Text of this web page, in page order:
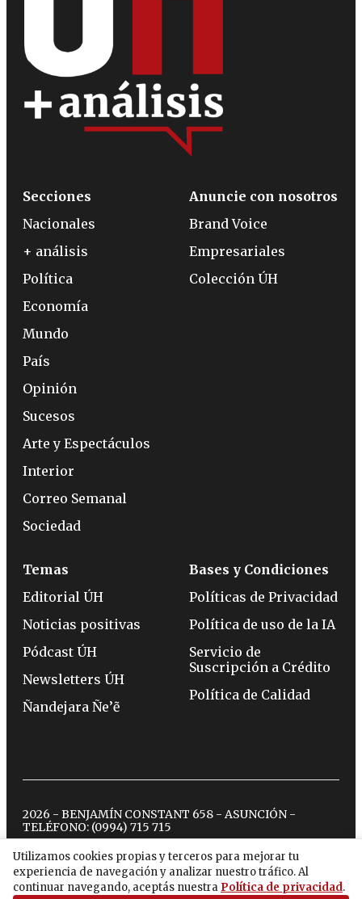
Utilizamos cookies propias y terceros para mejorar tu
experiencia de navegación y analizar nuestro tráfico. Al
continuar navegando, aceptás nuestra Política de privacidad.
Secciones
Nacionales
+ análisis
Política
Economía
Mundo
País
Opinión
Sucesos
Arte y Espectáculos
Interior
Correo Semanal
Sociedad
Anuncie con nosotros
Brand Voice
Empresariales
Colección ÚH
Temas
Editorial ÚH
Noticias positivas
Pódcast ÚH
Newsletters ÚH
Ñandejara Ñe’ẽ
Bases y Condiciones
Políticas de Privacidad
Política de uso de la IA
Servicio de
Suscripción a Crédito
Política de Calidad
2026 - BENJAMÍN CONSTANT 658 - ASUNCIÓN -
TELÉFONO: (0994) 715 715
twitterinstagram
facebook
tiktokyoutubespotify